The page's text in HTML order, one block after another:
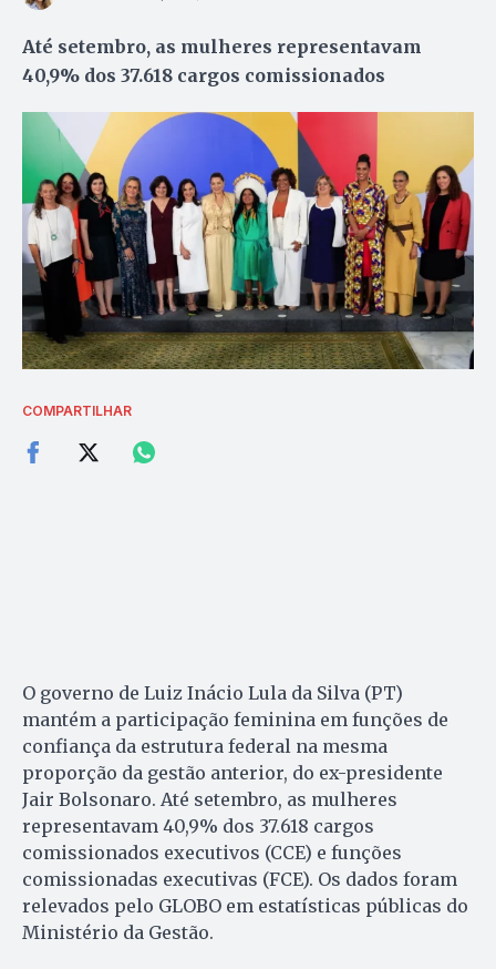
Até setembro, as mulheres representavam
40,9% dos 37.618 cargos comissionados
COMPARTILHAR
O governo de Luiz Inácio Lula da Silva (PT)
mantém a participação feminina em funções de
confiança da estrutura federal na mesma
proporção da gestão anterior, do ex-presidente
Jair Bolsonaro. Até setembro, as mulheres
representavam 40,9% dos 37.618 cargos
comissionados executivos (CCE) e funções
comissionadas executivas (FCE). Os dados foram
relevados pelo GLOBO em estatísticas públicas do
Ministério da Gestão.